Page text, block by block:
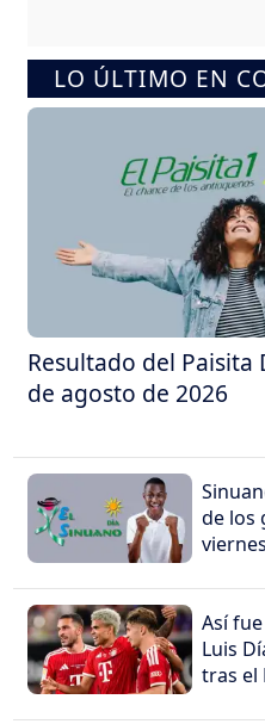
LO ÚLTIMO EN
Resultado del Paisita
de agosto de 2026
de los
Así
Luis
tras el